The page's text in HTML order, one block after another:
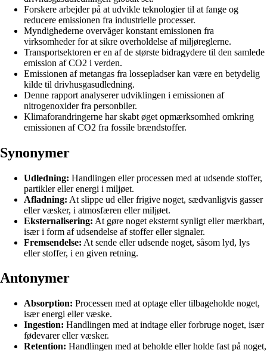
Forskere arbejder på at udvikle teknologier til at fange og
reducere emissionen fra industrielle processer.
Myndighederne overvåger konstant emissionen fra
virksomheder for at sikre overholdelse af miljøreglerne.
Transportsektoren er en af de største bidragydere til den samlede
emission af CO2 i verden.
Emissionen af metangas fra lossepladser kan være en betydelig
kilde til drivhusgasudledning.
Denne rapport analyserer udviklingen i emissionen af
nitrogenoxider fra personbiler.
Klimaforandringerne har skabt øget opmærksomhed omkring
emissionen af CO2 fra fossile brændstoffer.
Synonymer
Udledning: Handlingen eller processen med at udsende stoffer,
partikler eller energi i miljøet.
Afladning: At slippe ud eller frigive noget, sædvanligvis gasser
eller væsker, i atmosfæren eller miljøet.
Eksternalisering: At gøre noget eksternt synligt eller mærkbart,
især i form af udsendelse af stoffer eller signaler.
Fremsendelse: At sende eller udsende noget, såsom lyd, lys
eller stoffer, i en given retning.
Antonymer
Absorption: Processen med at optage eller tilbageholde noget,
især energi eller væske.
Ingestion: Handlingen med at indtage eller forbruge noget, især
fødevarer eller væsker.
Retention: Handlingen med at beholde eller holde fast på noget,